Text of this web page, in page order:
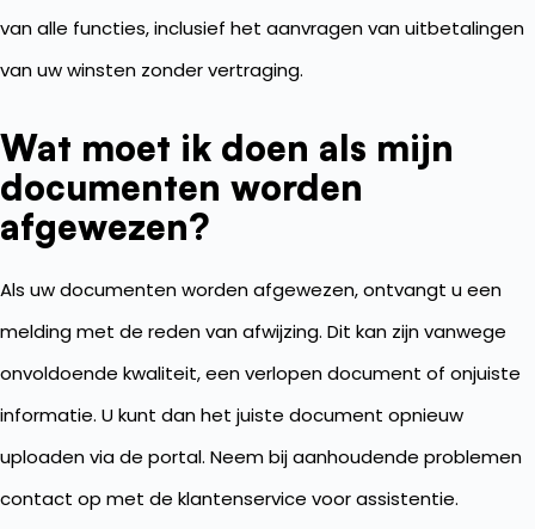
van alle functies, inclusief het aanvragen van uitbetalingen
van uw winsten zonder vertraging.
Wat moet ik doen als mijn
documenten worden
afgewezen?
Als uw documenten worden afgewezen, ontvangt u een
melding met de reden van afwijzing. Dit kan zijn vanwege
onvoldoende kwaliteit, een verlopen document of onjuiste
informatie. U kunt dan het juiste document opnieuw
uploaden via de portal. Neem bij aanhoudende problemen
contact op met de klantenservice voor assistentie.